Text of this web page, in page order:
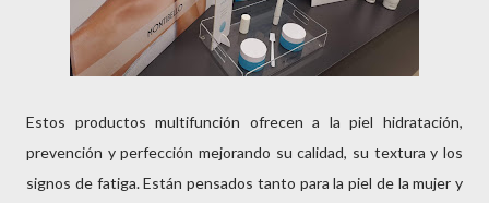
Estos productos multifunción ofrecen a la piel hidratación,
prevención y perfección mejorando su calidad, su textura y los
signos de fatiga. Están pensados tanto para la piel de la mujer y